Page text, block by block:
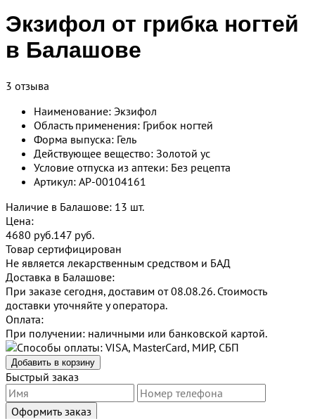
Экзифол от грибка ногтей
в Балашове
3 отзыва
Наименование: Экзифол
Область применения: Грибок ногтей
Форма выпуска: Гель
Действующее вещество: Золотой ус
Условие отпуска из аптеки: Без рецепта
Артикул: AP-00104161
Наличие в Балашове: 13 шт.
Цена:
4680 руб.147 руб.
Товар сертифицирован
Не является лекарственным средством и БАД
Доставка в Балашове:
При заказе сегодня, доставим от 08.08.26. Стоимость
доставки уточняйте у оператора.
Оплата:
При получении: наличными или банковской картой.
Добавить в корзину
Быстрый заказ